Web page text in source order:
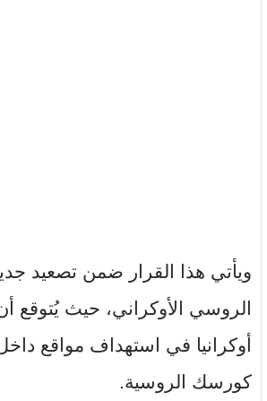
ويأتي هذا القرار ضمن تصعيد
الروسي الأوكراني، حيث يُتوقع
أوكرانيا في استهداف مواقع
كورسك الروسية.